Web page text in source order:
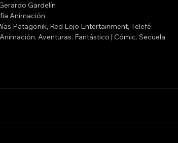
Gardelín
Animación
Patagonik, Red Lojo Entertainment, Telefé
Animación. Aventuras. Fantástico | Cómic. Secuela